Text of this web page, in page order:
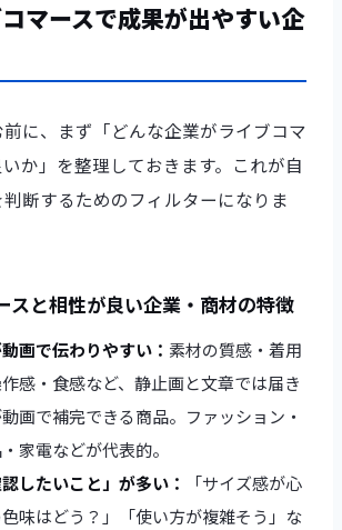
マースで成果が出やすい企
に、まず「どんな企業がライブコマ
か」を整理しておきます。これが自
断するためのフィルターになりま
スと相性が良い企業・商材の特徴
画で伝わりやすい： 素材の質感・着用
感・食感など、静止画と文章では届き
画で補完できる商品。ファッション・
家電などが代表的。
したいこと」が多い：
「サイズ感が心
味はどう？」「使い方が複雑そう」な